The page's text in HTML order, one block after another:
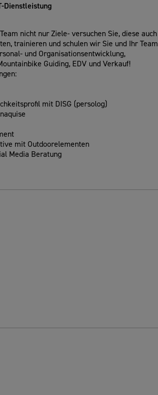
Dienstleistung
nicht nur Ziele- versuchen Sie, diese auch
trainieren und schulen wir Sie und Ihr Team
und Organisationsentwicklung,
Guiding, EDV und Verkauf!
mit DISG (persolog)
mit Outdoorelementen
Media Beratung